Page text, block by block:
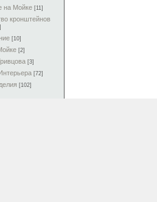
на Мойке [11]
кронштейнов
[10]
[2]
[3]
[72]
[102]